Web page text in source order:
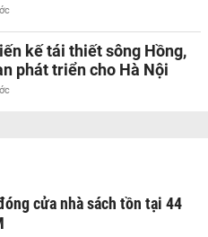
kế tái thiết sông Hồng,
phát triển cho Hà Nội
cửa nhà sách tồn tại 44